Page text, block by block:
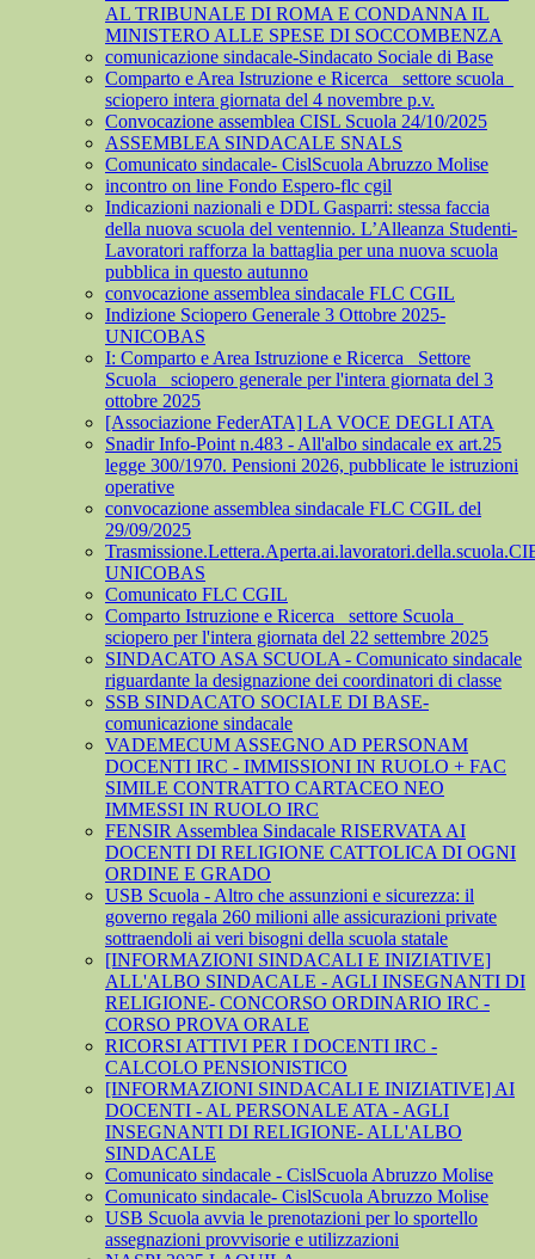
AL TRIBUNALE DI ROMA E CONDANNA IL
MINISTERO ALLE SPESE DI SOCCOMBENZA
comunicazione sindacale-Sindacato Sociale di Base
Comparto e Area Istruzione e Ricerca_ settore scuola_
sciopero intera giornata del 4 novembre p.v.
Convocazione assemblea CISL Scuola 24/10/2025
ASSEMBLEA SINDACALE SNALS
Comunicato sindacale- CislScuola Abruzzo Molise
incontro on line Fondo Espero-flc cgil
Indicazioni nazionali e DDL Gasparri: stessa faccia
della nuova scuola del ventennio. L’Alleanza Studenti-
Lavoratori rafforza la battaglia per una nuova scuola
pubblica in questo autunno
convocazione assemblea sindacale FLC CGIL
Indizione Sciopero Generale 3 Ottobre 2025-
UNICOBAS
I: Comparto e Area Istruzione e Ricerca_ Settore
Scuola_ sciopero generale per l'intera giornata del 3
ottobre 2025
[Associazione FederATA] LA VOCE DEGLI ATA
Snadir Info-Point n.483 - All'albo sindacale ex art.25
legge 300/1970. Pensioni 2026, pubblicate le istruzioni
operative
convocazione assemblea sindacale FLC CGIL del
29/09/2025
UNICOBAS
Comunicato FLC CGIL
Comparto Istruzione e Ricerca_ settore Scuola_
sciopero per l'intera giornata del 22 settembre 2025
SINDACATO ASA SCUOLA - Comunicato sindacale
riguardante la designazione dei coordinatori di classe
SSB SINDACATO SOCIALE DI BASE-
comunicazione sindacale
VADEMECUM ASSEGNO AD PERSONAM
DOCENTI IRC - IMMISSIONI IN RUOLO + FAC
SIMILE CONTRATTO CARTACEO NEO
IMMESSI IN RUOLO IRC
FENSIR Assemblea Sindacale RISERVATA AI
DOCENTI DI RELIGIONE CATTOLICA DI OGNI
ORDINE E GRADO
USB Scuola - Altro che assunzioni e sicurezza: il
governo regala 260 milioni alle assicurazioni private
sottraendoli ai veri bisogni della scuola statale
[INFORMAZIONI SINDACALI E INIZIATIVE]
ALL'ALBO SINDACALE - AGLI INSEGNANTI DI
RELIGIONE- CONCORSO ORDINARIO IRC -
CORSO PROVA ORALE
RICORSI ATTIVI PER I DOCENTI IRC -
CALCOLO PENSIONISTICO
[INFORMAZIONI SINDACALI E INIZIATIVE] AI
DOCENTI - AL PERSONALE ATA - AGLI
INSEGNANTI DI RELIGIONE- ALL'ALBO
SINDACALE
Comunicato sindacale - CislScuola Abruzzo Molise
Comunicato sindacale- CislScuola Abruzzo Molise
USB Scuola avvia le prenotazioni per lo sportello
assegnazioni provvisorie e utilizzazioni